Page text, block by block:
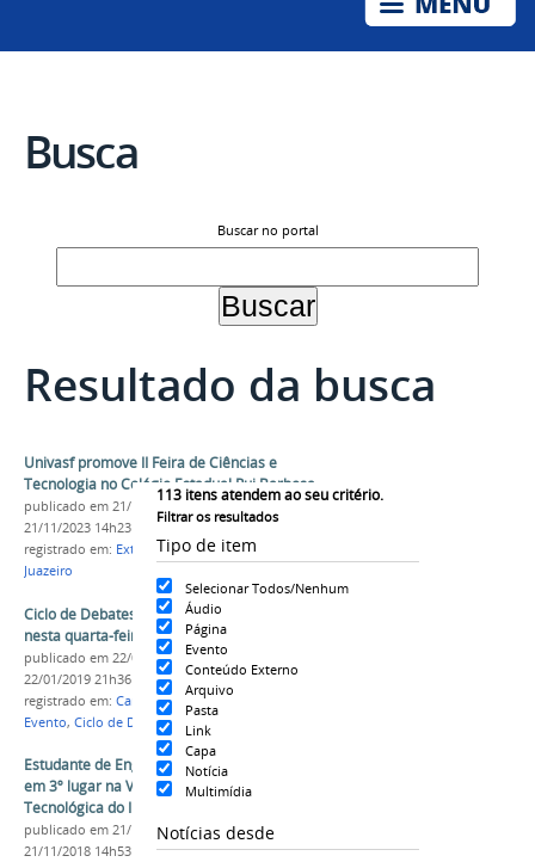
Busca
Buscar no portal
Resultado da busca
113 itens atendem ao seu critério.
Filtrar os resultados
Tipo de item
Selecionar Todos/Nenhum
Áudio
Página
Evento
Conteúdo Externo
Arquivo
Pasta
Link
Capa
Notícia
Multimídia
Notícias desde
Univasf promove II Feira de Ciências e
Tecnologia no Colégio Estadual Rui Barbosa
publicado em 21/11/2023 —última modificaçãoem
21/11/2023 14h23
registrado em: Extensão ,Ciência,Evento
Juazeiro
Ciclo de Debates de Ciências Sociais acontecerá
nesta quarta-feira (23) no Campus Juazeiro
publicado em 22/01/2019 —última modificação
22/01/2019 21h36
registrado em: Campus Juazeiro , Ciências Sociais
Evento, Ciclo de Debates
Estudante de Engenharia Elétrica da Univasf fica
em 3º lugar na V Mostra de Inovação
Tecnológica do IF Sertão-PE
publicado em 21/11/2018—última modificação
21/11/2018 14h53